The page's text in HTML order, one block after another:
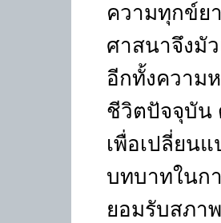
ความทุกข์ย
ศาสนาจึงมั
อีกทั้งความ
ชีวิตปัจจุบัน
เพื่อเปลี่ยน
บทบาทในก
ยอมรับสภา